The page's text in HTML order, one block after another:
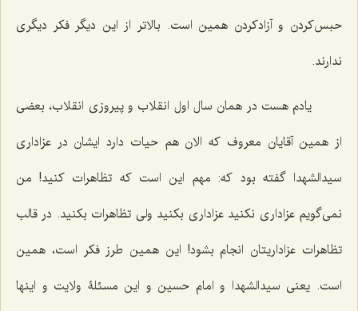
حبس‌کردن و آزادکردن همین است. بالاتر از این دیگر فکر دیگری
ندارند.
یادم هست در همان سال اول انقلاب و پیروزی انقلاب، بعضی
از همین آقایان معروف که الان هم حیات دارد ایشان در عزاداری
سیدالشهدا گفته بود که: مهم این است که تظاهرات کنید! من
نمی‌گویم عزاداری نکنید عزاداری بکنید ولی تظاهرات بکنید. در قالب
تظاهرات عزاداریتان انجام بشود! این همین طرز فکر است، همین
است. یعنی سیدالشهدا و امام حسین و این مسئلۀ ولایت و اینها